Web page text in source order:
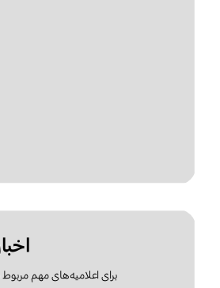
برای اعلامیه‌های مهم